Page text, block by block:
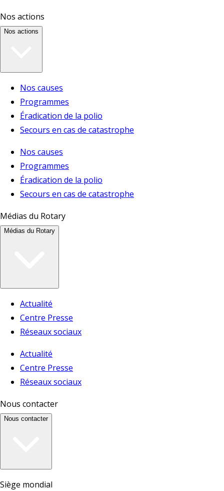
Nos actions
Nos actions
Nos causes
Programmes
Éradication de la polio
Secours en cas de catastrophe
Nos causes
Programmes
Éradication de la polio
Secours en cas de catastrophe
Médias du Rotary
Médias du Rotary
Actualité
Centre Presse
Réseaux sociaux
Actualité
Centre Presse
Réseaux sociaux
Nous contacter
Nous contacter
Siège mondial